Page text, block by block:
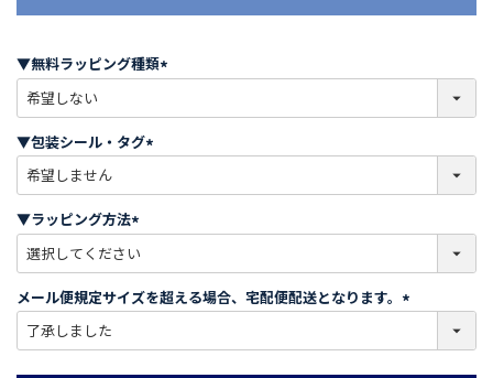
▼無料ラッピング種類
必
)
▼包装シール・タグ
必
)
▼ラッピング方法
必
須
)
メール便規定サイズを超える場合、宅配便配送となります。
必